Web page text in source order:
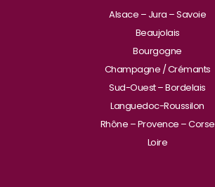
Alsace – Jura – Savoie
Beaujolais
Bourgogne
Champagne / Crémants
Sud-Ouest – Bordelais
Languedoc-Roussilon
Rhône – Provence – Corse
Loire